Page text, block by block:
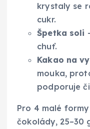
krystaly se
cukr.
Špetka soli
chuť.
Kakao na
mouka,
podporuje
Pro 4 malé
čokolády, 25–30